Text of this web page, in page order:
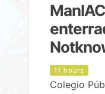
11 hours
Colegio